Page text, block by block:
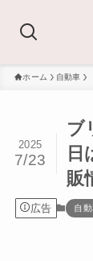
ホーム 自動車
ブ
販
2025
7/23
広告 自